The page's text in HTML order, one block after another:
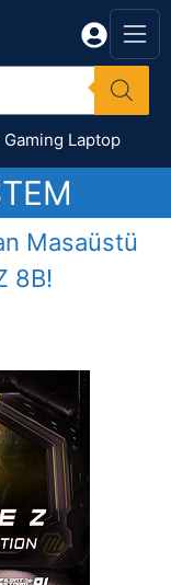
Gaming Laptop
Masaüstü
8B!